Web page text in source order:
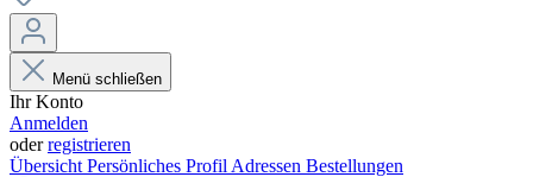
Menü schließen
Ihr Konto
Anmelden
oderregistrieren
Übersicht Persönliches Profil Adressen Bestellungen